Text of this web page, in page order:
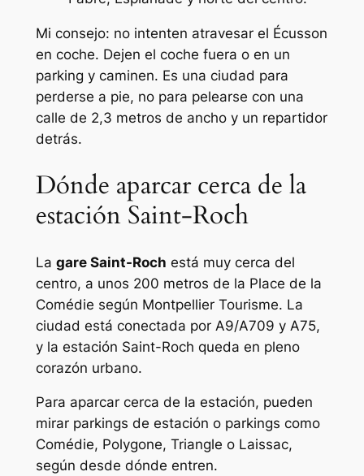
Mi consejo: no intenten atravesar el Écusson
en coche. Dejen el coche fuera o en un
parking y caminen. Es una ciudad para
perderse a pie, no para pelearse con una
calle de 2,3 metros de ancho y un repartidor
detrás.
Dónde aparcar cerca de la
estación Saint-Roch
La gare Saint-Roch está muy cerca del
centro, a unos 200 metros de la Place de la
Comédie según Montpellier Tourisme. La
ciudad está conectada por A9/A709 y A75,
y la estación Saint-Roch queda en pleno
corazón urbano.
Para aparcar cerca de la estación, pueden
mirar parkings de estación o parkings como
Comédie, Polygone, Triangle o Laissac,
según desde dónde entren.